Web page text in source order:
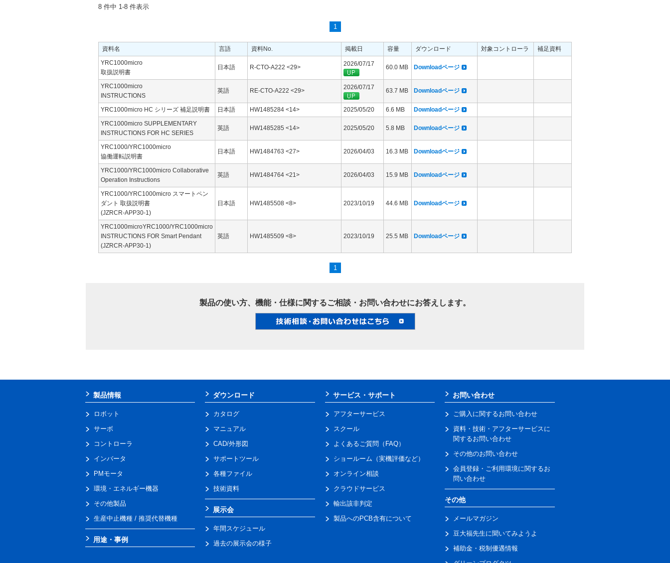
8 件中 1-8 件表示
1
資料名 言語 資料No. 掲載日 容量 ダウンロード 対象コントローラ
補足資料
YRC1000micro
取扱説明書
日本語 R-CTO-A222 <29> 2026/07/17 60.0 MB Downloadページ
YRC1000micro
INSTRUCTIONS
英語 RE-CTO-A222 <29> 2026/07/17 63.7 MB Downloadページ
YRC1000micro HC シリーズ 補足説明書 日本語 HW1485284 <14> 2025/05/20 6.6 MB
Downloadページ
YRC1000micro SUPPLEMENTARY
INSTRUCTIONS FOR HC SERIES
英語 HW1485285 <14> 2025/05/20 5.8 MB Downloadページ
YRC1000/YRC1000micro
協働運転説明書
日本語 HW1484763 <27> 2026/04/03 16.3 MB Downloadページ
YRC1000/YRC1000micro Collaborative
Operation Instructions
英語 HW1484764 <21> 2026/04/03 15.9 MB Downloadページ
YRC1000/YRC1000micro スマートペン
ダント 取扱説明書
(JZRCR-APP30-1)
日本語 HW1485508 <8> 2023/10/19 44.6 MB Downloadページ
YRC1000microYRC1000/YRC1000micro
INSTRUCTIONS FOR Smart Pendant
(JZRCR-APP30-1)
英語 HW1485509 <8> 2023/10/19 25.5 MB Downloadページ
1
製品の使い方、機能・仕様に関するご相談・お問い合わせにお答えします。
製品情報
ロボット
サーボ
コントローラ
インバータ
PMモータ
環境・エネルギー機器
その他製品
生産中止機種 / 推奨代替機種
用途・事例
ダウンロード
カタログ
マニュアル
CAD/外形図
サポートツール
各種ファイル
技術資料
展示会
年間スケジュール
過去の展示会の様子
サービス・サポート
アフターサービス
スクール
よくあるご質問（FAQ）
ショールーム（実機評価など）
オンライン相談
クラウドサービス
輸出該非判定
製品へのPCB含有について
お問い合わせ
ご購入に関するお問い合わせ
資料・技術・アフターサービスに
関するお問い合わせ
その他のお問い合わせ
会員登録・ご利用環境に関するお
問い合わせ
その他
メールマガジン
豆大福先生に聞いてみようよ
補助金・税制優遇情報